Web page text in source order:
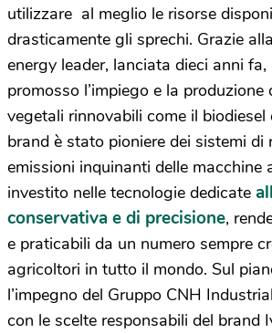
utilizzare al meglio le risorse
drasticamente gli sprechi. Grazie
energy leader, lanciata dieci anni
promosso l’impiego e la produzione
vegetali rinnovabili come il biodiesel
brand è stato pioniere dei sistemi di
emissioni inquinanti delle macchine
investito nelle tecnologie dedicate
conservativa e di precisione,
e praticabili da un numero sempre
agricoltori in tutto il mondo. Sul
l’impegno del Gruppo CNH
con le scelte responsabili del brand